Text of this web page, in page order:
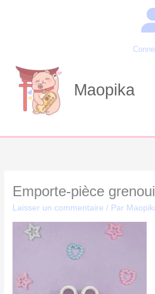
Maopika
Emporte-pièce
Laisser un commentaire / Par